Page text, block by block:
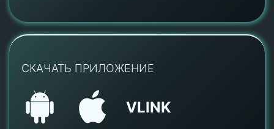
СКАЧАТЬ ПРИЛОЖЕНИЕ
VLINK